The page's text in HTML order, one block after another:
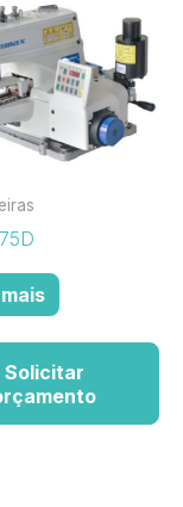
Solicitar